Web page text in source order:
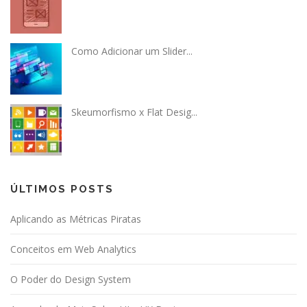
Como Adicionar um Slider...
Skeumorfismo x Flat Desig...
ÚLTIMOS POSTS
Aplicando as Métricas Piratas
Conceitos em Web Analytics
O Poder do Design System